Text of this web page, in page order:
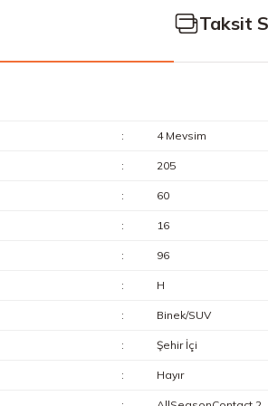
Taksit
: 4 Mevsim
: 205
: 60
: 16
: 96
: H
: Binek/SUV
: Şehir İçi
: Hayır